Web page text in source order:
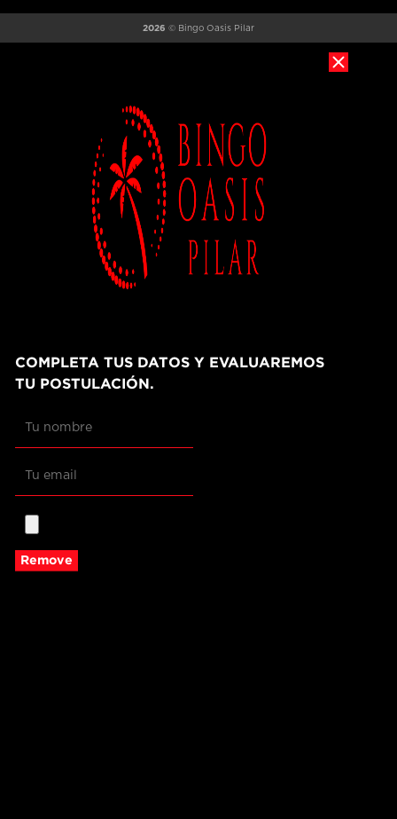
2026 © Bingo Oasis Pilar
COMPLETA TUS DATOS Y EVALUAREMOS
TU POSTULACIÓN.
Remove